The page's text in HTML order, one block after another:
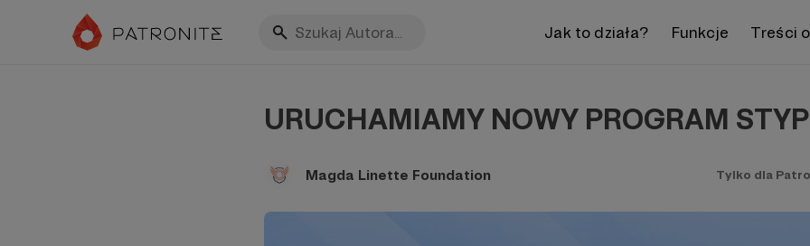
Jak to działa? Funkcje Treści
URUCHAMIAMY NOWY PROGRAM
Magda Linette Foundation Tylko dla